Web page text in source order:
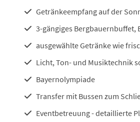
Getränkeempfang auf der
3-gängiges
ausgewählte Getränke wie
Licht, Ton- und Musiktechnik
Bayernolympiade
Transfer mit Bussen zum
Eventbetreuung - detaillierte